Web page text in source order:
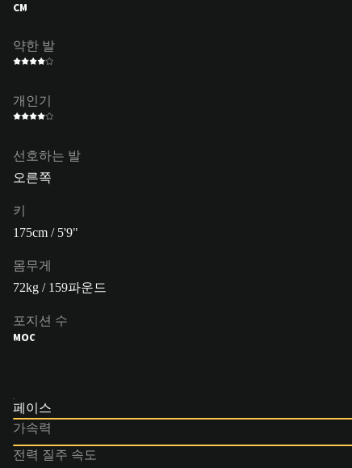
CM
약한 발
개인기
선호하는 발
오른쪽
키
175cm / 5'9"
몸무게
72kg / 159파운드
포지션 수
MOC
페이스
가속력
전력 질주 속도